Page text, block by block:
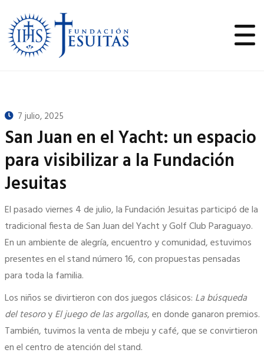
7 julio, 2025
San Juan en el Yacht: un espacio
para visibilizar a la Fundación
Jesuitas
El pasado viernes 4 de julio, la Fundación Jesuitas participó de la
tradicional fiesta de San Juan del Yacht y Golf Club Paraguayo.
En un ambiente de alegría, encuentro y comunidad, estuvimos
presentes en el stand número 16, con propuestas pensadas
para toda la familia.
Los niños se divirtieron con dos juegos clásicos: La búsqueda
del tesoroyEl juego de las argollas, en donde ganaron premios.
También, tuvimos la venta de mbeju y café, que se convirtieron
en el centro de atención del stand.